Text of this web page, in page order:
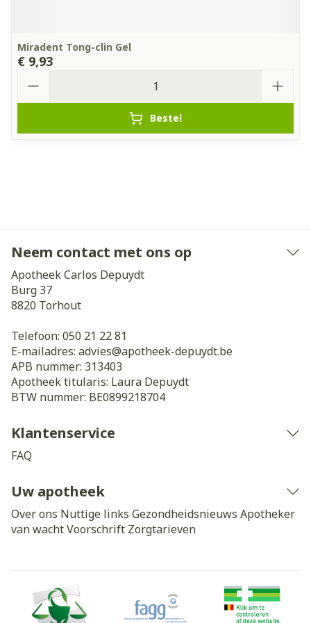
Miradent Tong-clin Gel
€ 9,93
Bestel
Neem contact met ons op
Apotheek Carlos Depuydt
Burg 37
8820 Torhout
Telefoon: 050 21 22 81
E-mailadres: advies@apotheek-depuydt.be
APB nummer: 313403
Apotheek titularis: Laura Depuydt
BTW nummer: BE0899218704
Klantenservice
FAQ
Uw apotheek
Over ons Nuttige links Gezondheidsnieuws Apotheker
van wachtVoorschrift Zorgtarieven